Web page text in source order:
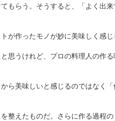
もらう。そうすると、「よく出
が作ったモノが妙に美味しく感じ
思うけれど、プロの料理人の作
ら美味しいと感じるのではなく
整えたものだ。さらに作る過程